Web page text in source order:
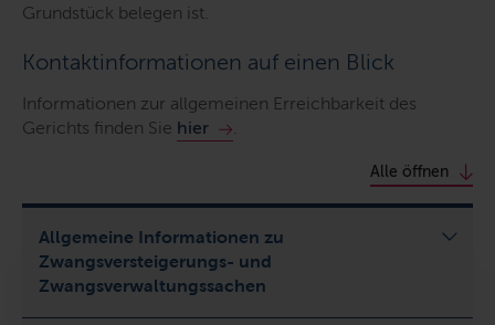
Grundstück belegen ist.
Kontaktinformationen auf einen Blick
Informationen zur allgemeinen Erreichbarkeit des
Gerichts finden Sie hier
Alle öffnen
Allgemeine Informationen zu
Zwangsversteigerungs- und
Zwangsverwaltungssachen